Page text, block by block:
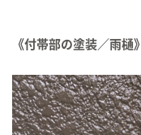
《付帯部の塗装／雨樋》